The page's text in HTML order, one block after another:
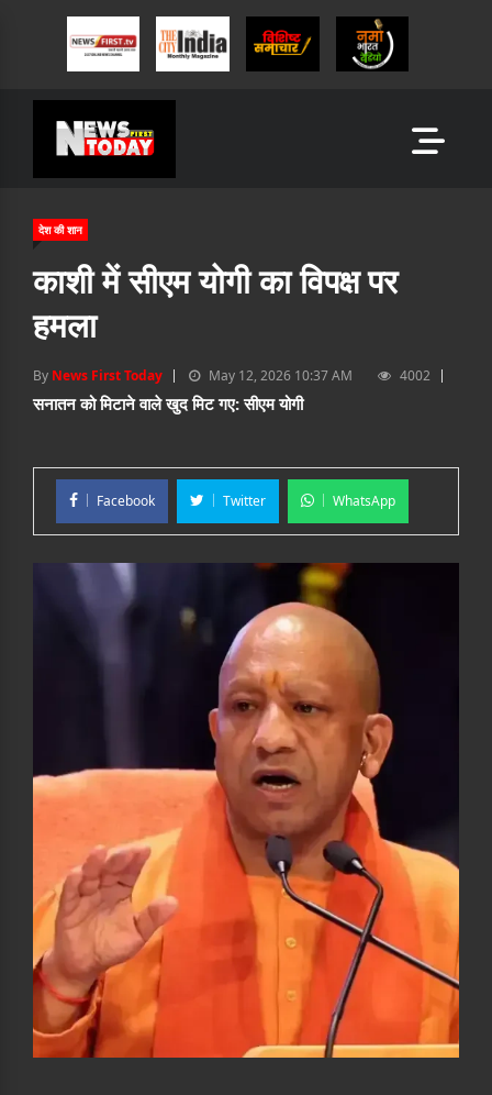
देश की शान
काशी में सीएम योगी का विपक्ष पर
हमला
By News First Today May 12, 2026 10:37 AM 4002
सनातन को मिटाने वाले खुद मिट गए: सीएम योगी
Facebook Twitter WhatsApp